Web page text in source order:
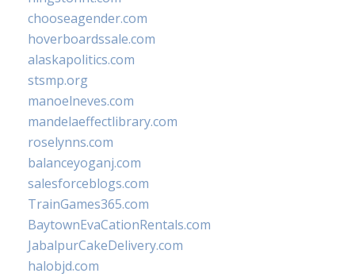
chooseagender.com
hoverboardssale.com
alaskapolitics.com
stsmp.org
manoelneves.com
mandelaeffectlibrary.com
roselynns.com
balanceyoganj.com
salesforceblogs.com
TrainGames365.com
BaytownEvaCationRentals.com
JabalpurCakeDelivery.com
halobjd.com